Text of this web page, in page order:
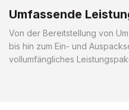
Umfassende
Von der Bereitstellung von
bis hin zum Ein- und
vollumfängliches